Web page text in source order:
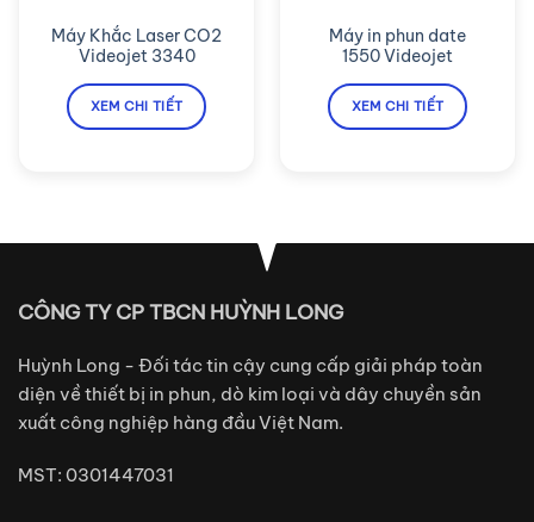
Máy Khắc Laser CO2
Videojet 3340
XEM CHI TIẾT
Máy in phun date
1550 Videojet
XEM CHI TIẾT
CÔNG TY CP TBCN HUỲNH LONG
Huỳnh Long - Đối tác tin cậy cung cấp giải pháp toàn
diện về thiết bị in phun, dò kim loại và dây chuyền sản
xuất công nghiệp hàng đầu Việt Nam.
MST: 0301447031